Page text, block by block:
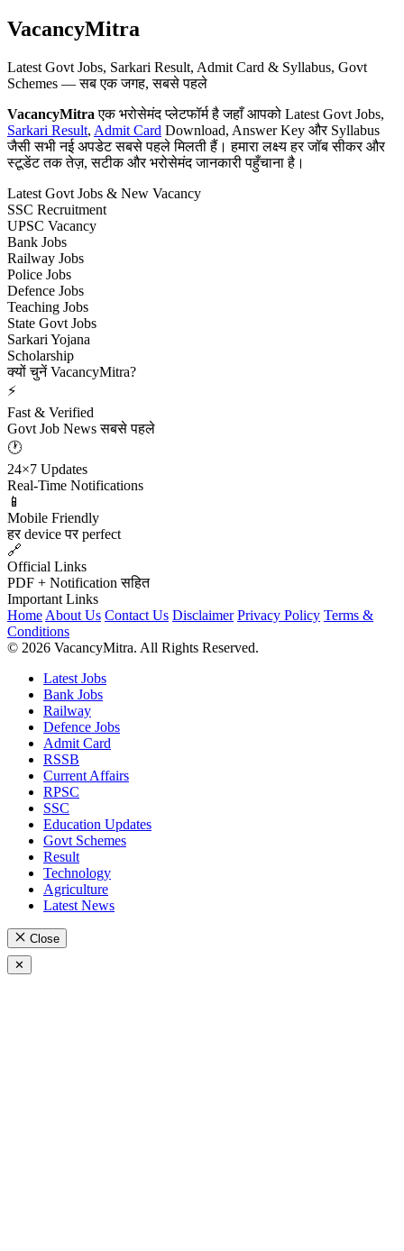
VacancyMitra
Latest Govt Jobs, Sarkari Result, Admit Card & Syllabus, Govt
Schemes — सब एक जगह, सबसे पहले
VacancyMitra एक भरोसेमंद प्लेटफॉर्म है जहाँ आपको Latest Govt Jobs,
Sarkari Result, Admit Card Download, Answer Key और Syllabus
जैसी सभी नई अपडेट सबसे पहले मिलती हैं। हमारा लक्ष्य हर जॉब सीकर और
स्टूडेंट तक तेज़, सटीक और भरोसेमंद जानकारी पहुँचाना है।
Latest Govt Jobs & New Vacancy
SSC Recruitment
UPSC Vacancy
Bank Jobs
Railway Jobs
Police Jobs
Defence Jobs
Teaching Jobs
State Govt Jobs
Sarkari Yojana
Scholarship
क्यों चुनें VacancyMitra?
⚡
Fast & Verified
Govt Job News सबसे पहले
🕐
24×7 Updates
Real-Time Notifications
📱
Mobile Friendly
हर device पर perfect
🔗
Official Links
PDF + Notification सहित
Important Links
Home About Us Contact Us Disclaimer Privacy Policy Terms &
Conditions
© 2026 VacancyMitra. All Rights Reserved.
Latest Jobs
Bank Jobs
Railway
Defence Jobs
Admit Card
RSSB
Current Affairs
RPSC
SSC
Education Updates
Govt Schemes
Result
Technology
Agriculture
Latest News
Close
✕